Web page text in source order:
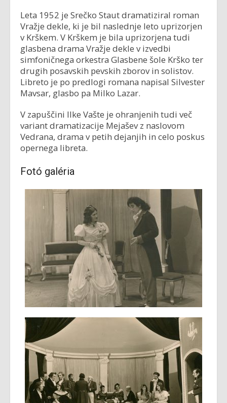
Leta 1952 je Srečko Staut dramatiziral roman
Vražje dekle, ki je bil naslednje leto uprizorjen
v Krškem. V Krškem je bila uprizorjena tudi
glasbena drama Vražje dekle v izvedbi
simfoničnega orkestra Glasbene šole Krško ter
drugih posavskih pevskih zborov in solistov.
Libreto je po predlogi romana napisal Silvester
Mavsar, glasbo pa Milko Lazar.
V zapuščini Ilke Vašte je ohranjenih tudi več
variant dramatizacije Mejašev z naslovom
Vedrana, drama v petih dejanjih in celo poskus
opernega libreta.
Fotó galéria